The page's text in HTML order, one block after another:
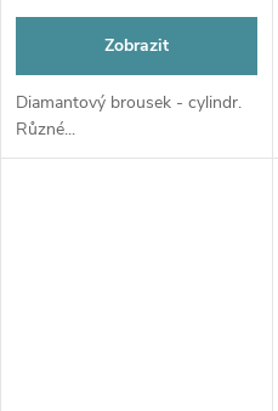
Zobrazit
Diamantový brousek - cylindr.
Různé...